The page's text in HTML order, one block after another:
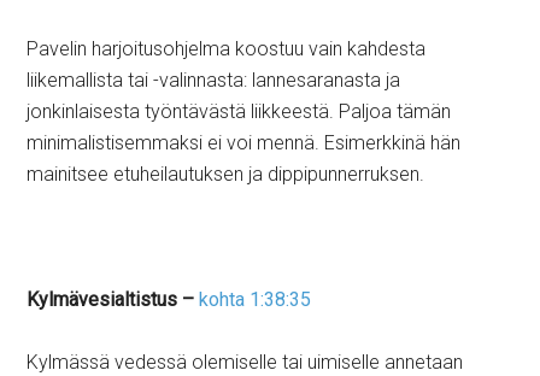
Pavelin harjoitusohjelma koostuu vain kahdesta
liikemallista tai -valinnasta: lannesaranasta ja
jonkinlaisesta työntävästä liikkeestä. Paljoa tämän
minimalistisemmaksi ei voi mennä. Esimerkkinä hän
mainitsee etuheilautuksen ja dippipunnerruksen.
Kylmävesialtistus – kohta 1:38:35
Kylmässä vedessä olemiselle tai uimiselle annetaan